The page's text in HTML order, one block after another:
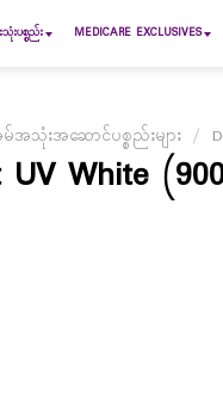
းပစ္စည်း MEDICARE EXCLUSIVES
အသုံးအဆောင်ပစ္စည်းများ /
UV White